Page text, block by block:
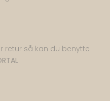
retur så kan du benytte